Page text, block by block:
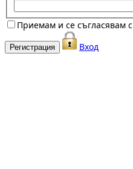
Приемам и се съгласявам с
Вход